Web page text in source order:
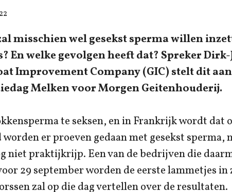
misschien wel gesekst sperma willen
En welke gevolgen heeft dat? Spreker Dirk-
Improvement Company (GIC) stelt dit
Melken voor Morgen Geitenhouderij.
te seksen, en in Frankrijk wordt dat
er proeven gedaan met gesekst sperma,
niet praktijkrijp. Een van de bedrijven die
29 september worden de eerste lammetjes in
zal op die dag vertellen over de resultaten.